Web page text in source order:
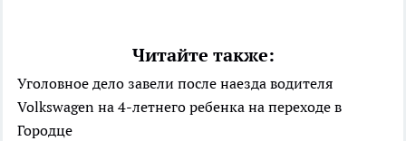
Читайте также:
Уголовное дело завели после наезда водителя
Volkswagen на 4-летнего ребенка на переходе в
Городце